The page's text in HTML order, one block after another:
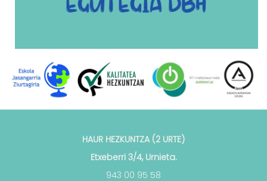
HAUR HEZKUNTZA (2 URTE)
Etxeberri 3/4, Urnieta.
943 00 95 58